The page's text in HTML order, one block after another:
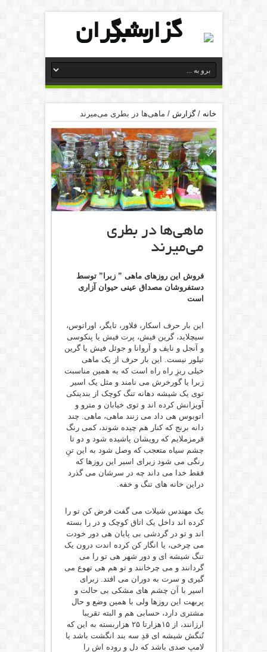
خانه /گزارش / ماهی‌ها‌ در‌‌ بطری می‌میرند
ماهی‌ها‌ در‌‌ بطری
می‌میرند
فروش این روزهای ماهی ” زبرا” توسط
دستفروشان مصداق عینی حیوان آزاری
است
این بار حرف اسکار، فلاور، تایگر، اوراتوس،
سیچلاید، گرین فیش، پرت فیش یا پنکوسی
و آنجل و نایف و آروانا و جوئل فیش یا گرین
تیلور نیست. این بار حرف از یک ماهی
خیلی ریزِ راه راه است که به همین مناسبت
زبرا یا گورخرش می نامند و مثل یک اسیر
توی یک شیشه دهانه تنگ کوچک از بندینکی
آویزانش کرده اند و توی خیابان و مترو و
اتوبوس هی داد می زنند ماهی، ماهی. چند
دانه برنج که کنار هم چیده شوند، کمی رنگ
قرمزملایم که رویشان پاشیده شود و دو تا
چشم سیاه متعجب که وصل شود به این تنِ
رنگی می شود زبرای اسیر این روزها که
فقط خدا می داند چه در سرشان می گذرد
دراین خانه های تنگ و خفه.
یک مهندس شیلات می گفت فرض کن تو را
کرده اند داخل یک اتاق کوچک و در را بسته
اند و تو در گردشی بی پایان هی دور خودت
می چرخی، یا انگار کن کرده اندت درون یک
تنگ شیشه ای و دور شهر هی تو را می
گردانند و می چرخانند و تو هم هی تهوع می
گیری و سرت به دوران می افتد. زبرای
اسیر با آن چشم های مشکی بی حالت و
پربهت این روزها ولی با همین وضع و حال
مشتری دارد، حسابی هم و البته تقریبا
ارزانند، از ۱۵هزارتا ۲۵ هزاربسته به این که
تُنگش شیشه ای قدِ سه بند انگشت باشد یا
لامپ صدی باشد که دل و روده اش را